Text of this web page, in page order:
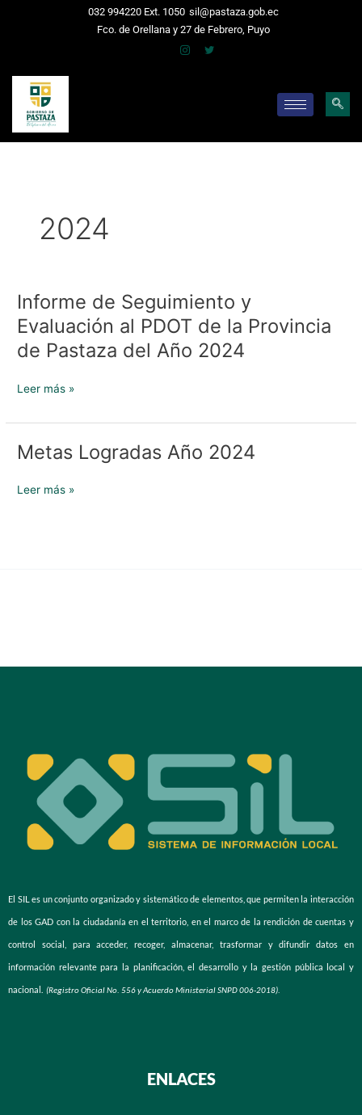
032 994220 Ext. 1050 sil@pastaza.gob.ec
Fco. de Orellana y 27 de Febrero, Puyo
2024
Informe de Seguimiento y
Evaluación al PDOT de la Provincia
de Pastaza del Año 2024
Informe
de
Seguimiento
y
al
de
Provincia
Pastaza
Leer más »
Metas Logradas Año 2024
Metas
Año
Leer más »
El SIL es un conjunto organizado y sistemático de elementos, que permiten la interacción
de los GAD con la ciudadanía en el territorio, en el marco de la rendición de cuentas y
control social, para acceder, recoger, almacenar, trasformar y difundir datos en
información relevante para la planificación, el desarrollo y la gestión pública local y
nacional. (Registro Oficial No. 556 y Acuerdo Ministerial SNPD 006-2018).
ENLACES